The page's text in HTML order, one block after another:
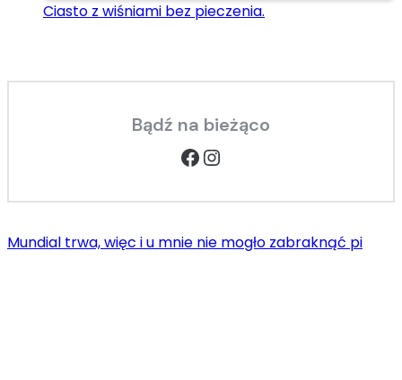
Ciasto z wiśniami bez pieczenia.
Bądź na bieżąco
Facebook
Instagram
Mundial trwa, więc i u mnie nie mogło zabraknąć pi